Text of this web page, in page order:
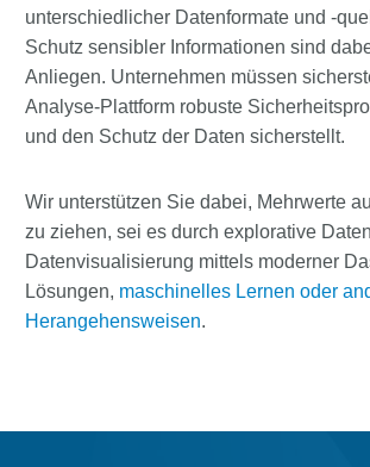
unterschiedlicher Datenformate und -
Schutz sensibler Informationen sind
Anliegen. Unternehmen müssen
Analyse-Plattform robuste
und den Schutz der Daten sicherstellt.
Wir unterstützen Sie dabei, Mehrwerte
zu ziehen, sei es durch explorative
Datenvisualisierung mittels moderner
Lösungen, maschinelles Lernen oder
Herangehensweisen.